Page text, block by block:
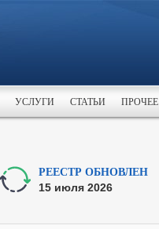
УСЛУГИ СТАТЬИ ПРОЧЕЕ
РЕЕСТР ОБНОВЛЕН
15 июля 2026